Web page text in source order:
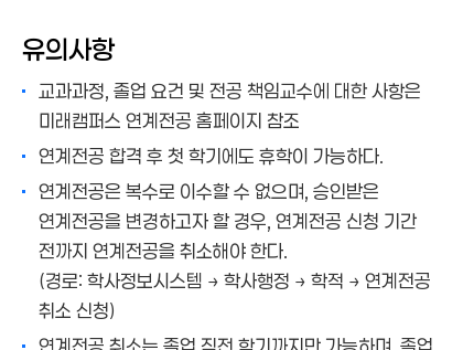
유의사항
교과과정, 졸업 요건 및 전공 책임교수에 대한 사항은
미래캠퍼스 연계전공 홈페이지 참조
연계전공 합격 후 첫 학기에도 휴학이 가능하다.
연계전공은 복수로 이수할 수 없으며, 승인받은
연계전공을 변경하고자 할 경우, 연계전공 신청 기간
전까지 연계전공을 취소해야 한다.
(경로: 학사정보시스템 → 학사행정 → 학적 → 연계전공
취소 신청)
연계전공 취소는 졸업 직전 학기까지만 가능하며, 졸업